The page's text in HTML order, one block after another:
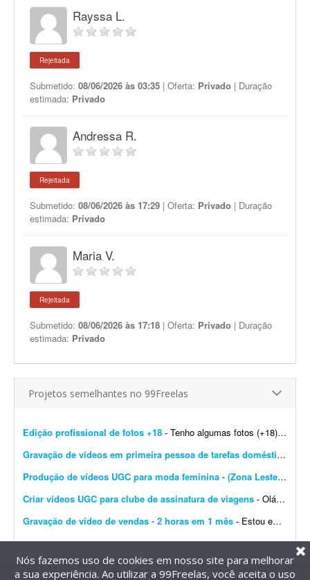
Rayssa L.
Rejeitada
Submetido: 08/06/2026 às 03:35 | Oferta: Privado | Duração
estimada: Privado
Andressa R.
Rejeitada
Submetido: 08/06/2026 às 17:29 | Oferta: Privado | Duração
estimada: Privado
Maria V.
Rejeitada
Submetido: 08/06/2026 às 17:18 | Oferta: Privado | Duração
estimada: Privado
Projetos semelhantes no 99Freelas
Edição profissional de fotos +18 - Tenho algumas fotos (+18) e preciso que você melhore a qualidade e deixe o resultado bastante profissional. As imagens são para uso no meu site de trabalho. Gostaria que, se poss&iacu...
Gravação de vídeos em primeira pessoa de tarefas domésticas
Produção de vídeos UGC para moda feminina - (Zona Leste de SP)
Criar vídeos UGC para clube de assinatura de viagens - Olá! Tudo bem? Somos o Clube Férias Fácil, um clube de benefícios que ajuda as pessoas a viajarem mais por meio de uma assinatura. Os assinantes acumulam pontos todos o...
Gravação de vídeo de vendas - 2 horas em 1 mês - Estou em busca de uma pessoa para gravar um vídeo de vendas, com carga total de aproximadamente 2 horas de gravação, distribuídas ao longo de 1 mês. O trabalho &ea...
Nós fazemos uso de cookies em nosso site para melhorar
a sua experiência. Ao utilizar a 99Freelas, você aceita o uso